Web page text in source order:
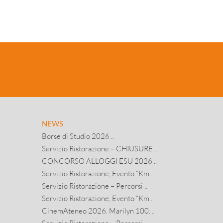
NEWS
Borse di Studio 2026 ..
Servizio Ristorazione – CHIUSURE ..
CONCORSO ALLOGGI ESU 2026 ..
Servizio Ristorazione, Evento “Km ..
Servizio Ristorazione – Percorsi ..
Servizio Ristorazione, Evento “Km ..
CinemAteneo 2026. Marilyn 100. ..